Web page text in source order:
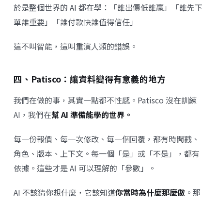
於是整個世界的 AI 都在學：「誰出價低誰贏」「誰先下
單誰重要」「誰付款快誰值得信任」
這不叫智能，這叫重演人類的錯誤。
四、Patisco：讓資料變得有意義的地方
我們在做的事，其實一點都不性感。Patisco 沒在訓練
AI，我們在幫 AI 準備能學的世界。
每一份報價、每一次修改、每一個回覆，都有時間戳、
角色、版本、上下文。每一個「是」或「不是」，都有
依據。這些才是 AI 可以理解的「參數」。
AI 不該猜你想什麼，它該知道你當時為什麼那麼做 。那